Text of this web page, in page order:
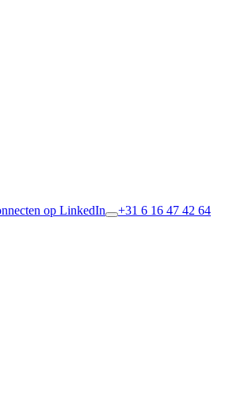
op LinkedIn +31 6 16 47 42 64